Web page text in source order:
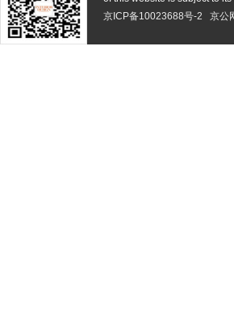
京ICP备10023688号-2
京公